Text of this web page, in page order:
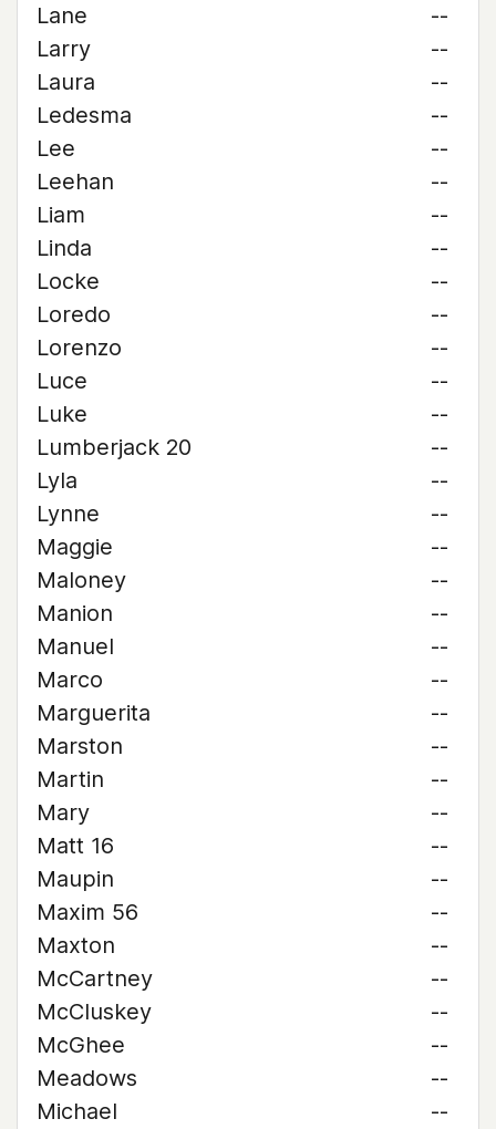
Lane
--
Larry
--
Laura
--
Ledesma
--
Lee
--
Leehan
--
Liam
--
Linda
--
Locke
--
Loredo
--
Lorenzo
--
Luce
--
Luke
--
Lumberjack 20
--
Lyla
--
Lynne
--
Maggie
--
Maloney
--
Manion
--
Manuel
--
Marco
--
Marguerita
--
Marston
--
Martin
--
Mary
--
Matt 16
--
Maupin
--
Maxim 56
--
Maxton
--
McCartney
--
McCluskey
--
McGhee
--
Meadows
--
Michael
--